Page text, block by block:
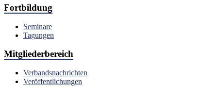
Fortbildung
Seminare
Tagungen
Mitgliederbereich
Verbandsnachrichten
Veröffentlichungen